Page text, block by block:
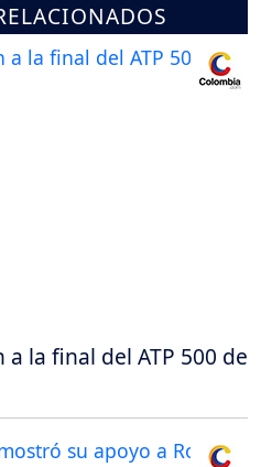
la final del ATP 500 de